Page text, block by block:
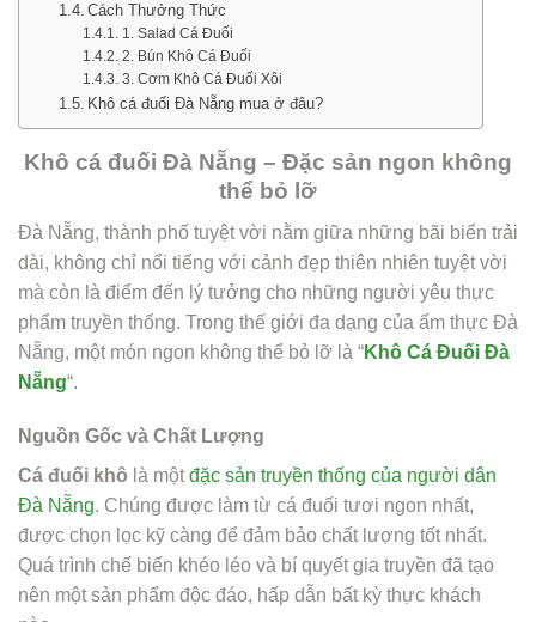
Cách Thưởng Thức
1. Salad Cá Đuối
2. Bún Khô Cá Đuối
3. Cơm Khô Cá Đuối Xôi
Khô cá đuối Đà Nẵng mua ở đâu?
Khô cá đuối Đà Nẵng – Đặc sản ngon không
thể bỏ lỡ
Đà Nẵng, thành phố tuyệt vời nằm giữa những bãi biển trải
dài, không chỉ nổi tiếng với cảnh đẹp thiên nhiên tuyệt vời
mà còn là điểm đến lý tưởng cho những người yêu thực
phẩm truyền thống. Trong thế giới đa dạng của ẩm thực Đà
Nẵng, một món ngon không thể bỏ lỡ là “Khô Cá Đuối Đà
Nẵng“.
Nguồn Gốc và Chất Lượng
Cá đuối khô là mộtđặc sản truyền thống của người dân
Đà Nẵng. Chúng được làm từ cá đuối tươi ngon nhất,
được chọn lọc kỹ càng để đảm bảo chất lượng tốt nhất.
Quá trình chế biến khéo léo và bí quyết gia truyền đã tạo
nên một sản phẩm độc đáo, hấp dẫn bất kỳ thực khách